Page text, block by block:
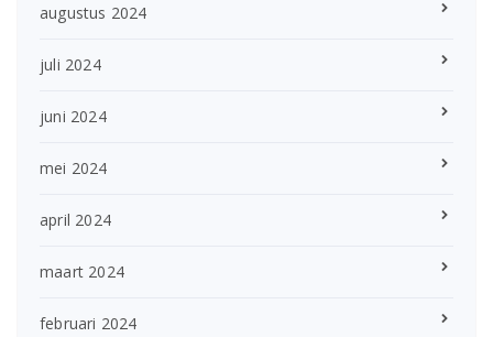
augustus 2024
juli 2024
juni 2024
mei 2024
april 2024
maart 2024
februari 2024